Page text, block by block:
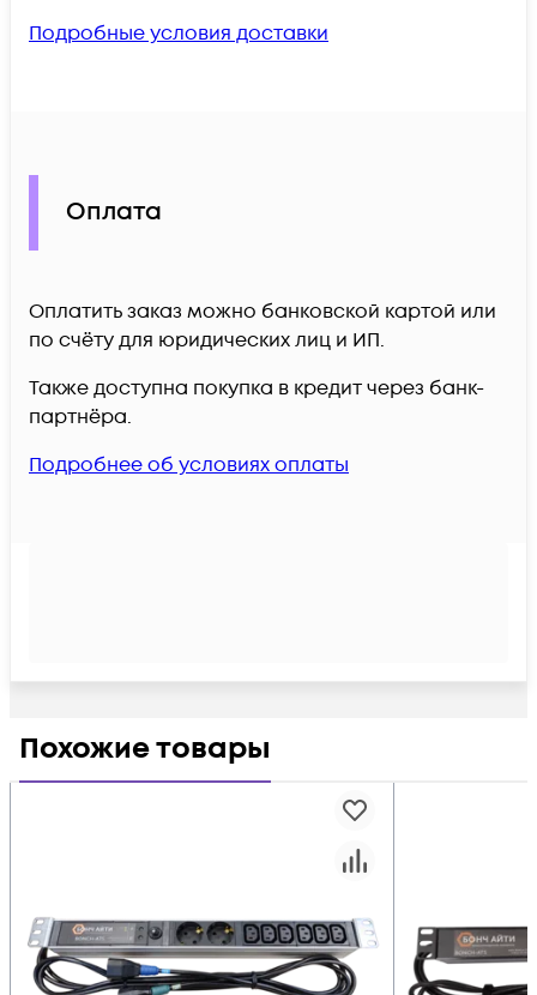
Подробные условия доставки
Оплата
Оплатить заказ можно банковской картой или
по счёту для юридических лиц и ИП.
Также доступна покупка в кредит через банк-
партнёра.
Подробнее об условиях оплаты
Похожие товары